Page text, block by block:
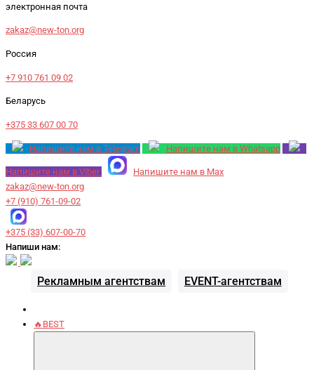
электронная почта
zakaz@new-ton.org
Россия
+7 910 761 09 02
Беларусь
+375 33 607 00 70
Напишите нам в Telegram Напишите нам в Whatsapp
Напишите нам в Viber
Напишите нам в Max
zakaz@new-ton.org
+7 (910) 761-09-02
+375 (33) 607-00-70
Напиши нам:
Рекламным агентствам EVENT-агентствам
🔥BEST